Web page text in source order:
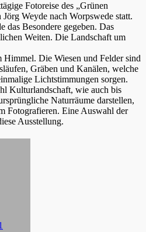
Fotoreise des „Grünen
Weyde nach Worpswede statt.
das Besondere gegeben. Das
Weiten. Die Landschaft um
Die Wiesen und Felder sind
Gräben und Kanälen, welche
Lichtstimmungen sorgen.
Kulturlandschaft, wie auch bis
Naturräume darstellen,
Fotografieren. Eine Auswahl der
Ausstellung.